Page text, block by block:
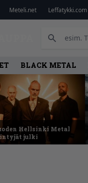
Meteli.net Leffatykki.com
BLACK METAL
Hellsinki Metal
julki